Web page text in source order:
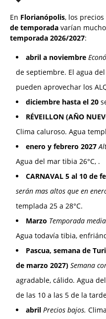
En Florianópolis, los precios
de temporada varían
temporada 2026/2027:
abril a noviembre
de septiembre. El agua
pueden aprovechar los
diciembre hasta el 20
RÉVEILLON (AÑO
Clima caluroso. Agua
enero y febrero 2027
Agua del mar tibia 26°C, .
CARNAVAL 5 al 10 de
serán mas altos que en
templada 25 a 28°C.
Marzo Temporada
Agua todavía tibia,
Pascua, semana de
de marzo 2027) Semana
agradable, cálido. Agua
de las 10 a las 5 de la
abril Precios bajos.